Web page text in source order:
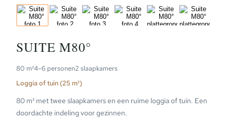
SUITE M80°
80 m²4–6 personen2 slaapkamers
Loggia of tuin (25 m²)
80 m² met twee slaapkamers en een ruime loggia of tuin. Een
doordachte indeling voor gezinnen.